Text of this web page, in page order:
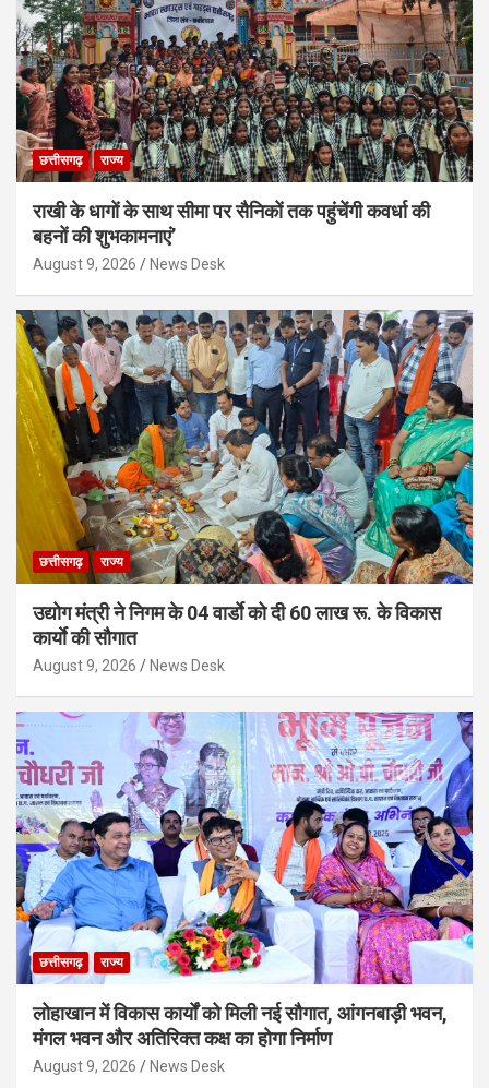
छत्तीसगढ़ राज्य
राखी के धागों के साथ सीमा पर सैनिकों तक पहुंचेंगी कवर्धा की
बहनों की शुभकामनाएं’
August 9, 2026 News Desk
छत्तीसगढ़ राज्य
उद्योग मंत्री ने निगम के 04 वार्डाे को दी 60 लाख रू. के विकास
कार्याे की सौगात
August 9, 2026 News Desk
छत्तीसगढ़ राज्य
लोहाखान में विकास कार्यों को मिली नई सौगात, आंगनबाड़ी भवन,
मंगल भवन और अतिरिक्त कक्ष का होगा निर्माण
August 9, 2026 News Desk